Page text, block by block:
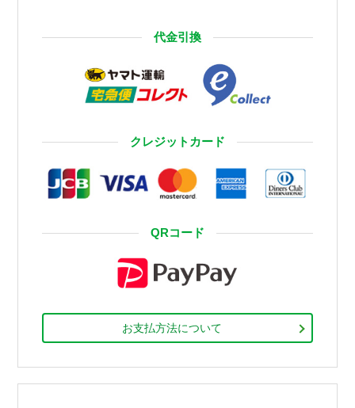
代金引換
クレジットカード
QRコード
お支払方法について